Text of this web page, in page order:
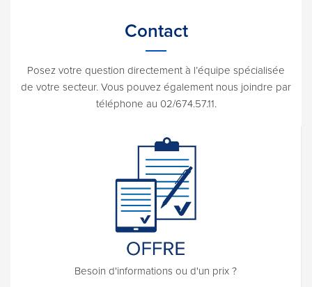
Contact
Posez votre question directement à l’équipe spécialisée
de votre secteur. Vous pouvez également nous joindre par
téléphone au 02/674.57.11.
Besoin d'informations ou d'un prix ?